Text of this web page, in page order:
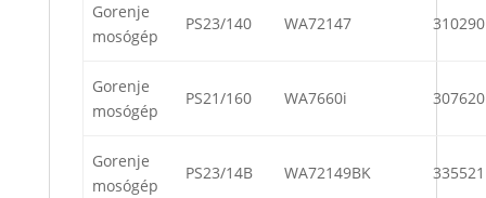
Gorenje
mosógép
PS23/140 WA72147 310290
Gorenje
mosógép
PS21/160 WA7660i 307620
Gorenje
mosógép
PS23/14B WA72149BK 335521